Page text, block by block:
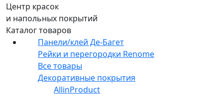
Центр красок
и напольных покрытий
Каталог товаров
Панели/клей Де-Багет
Рейки и перегородки Renome
Все товары
Декоративные покрытия
AllinProduct